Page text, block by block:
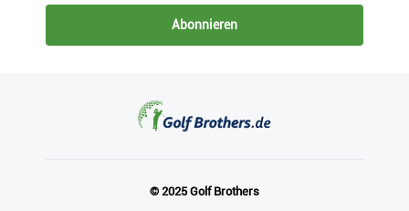
Abonnieren
© 2025 Golf Brothers